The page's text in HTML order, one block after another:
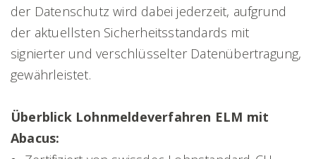
der Datenschutz wird dabei jederzeit, aufgrund
der aktuellsten Sicherheitsstandards mit
signierter und verschlüsselter Datenübertragung,
gewährleistet.
Überblick Lohnmeldeverfahren ELM mit
Abacus: